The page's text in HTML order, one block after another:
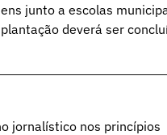
junto a escolas
deverá ser
jornalístico nos princípios